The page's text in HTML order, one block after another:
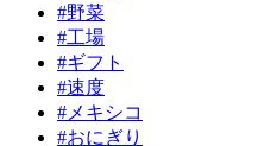
#野菜
#工場
#ギフト
#速度
#メキシコ
#おにぎり